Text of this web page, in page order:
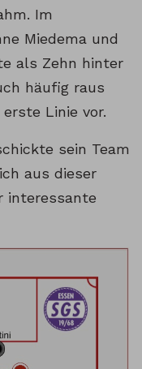
Im
Miedema und
als Zehn hinter
häufig raus
Linie vor.
sein Team
aus dieser
interessante